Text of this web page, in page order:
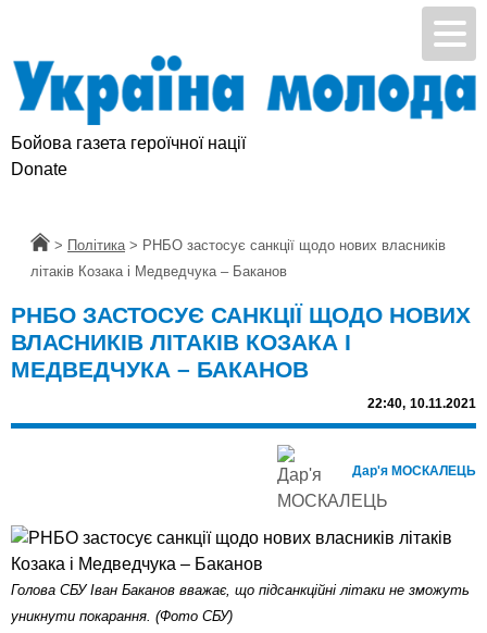
Бойова газета героїчної нації
Donate
Головна
> Політика > РНБО застосує санкції щодо нових власників
літаків Козака і Медведчука – Баканов
РНБО ЗАСТОСУЄ САНКЦІЇ ЩОДО НОВИХ
ВЛАСНИКІВ ЛІТАКІВ КОЗАКА І
МЕДВЕДЧУКА – БАКАНОВ
22:40, 10.11.2021
Дар'я МОСКАЛЕЦЬ
Голова СБУ Іван Баканов вважає, що підсанкційні літаки не зможуть
уникнути покарання. (Фото СБУ)